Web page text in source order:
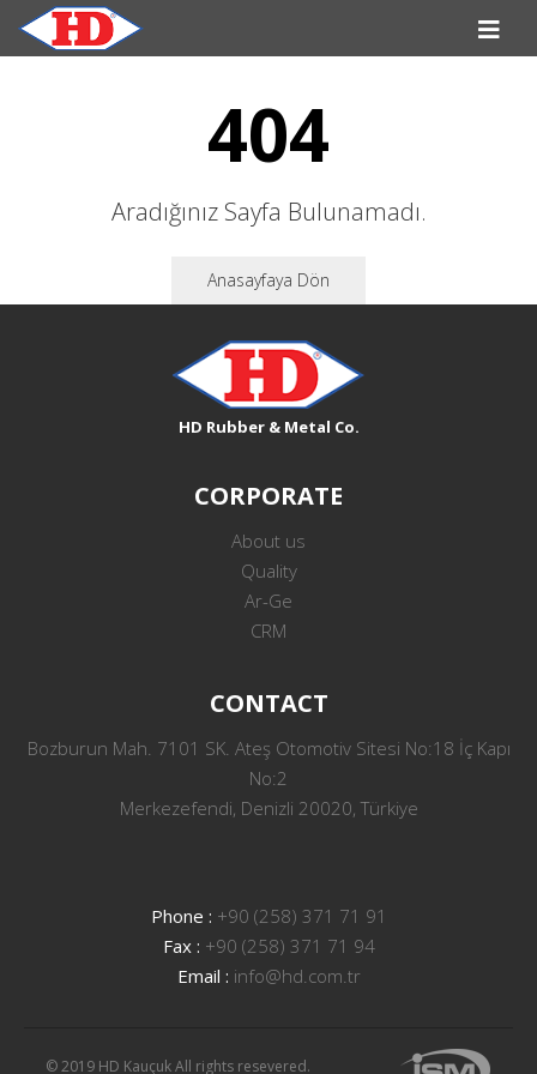
404
Aradığınız Sayfa Bulunamadı.
Anasayfaya Dön
HD Rubber & Metal Co.
CORPORATE
About us
Quality
Ar-Ge
CRM
CONTACT
Bozburun Mah. 7101 SK. Ateş Otomotiv Sitesi No:18 İç Kapı
No:2
Merkezefendi, Denizli 20020, Türkiye
Phone : +90 (258) 371 71 91
Fax : +90 (258) 371 71 94
Email : info@hd.com.tr
© 2019 HD Kauçuk All rights resevered.